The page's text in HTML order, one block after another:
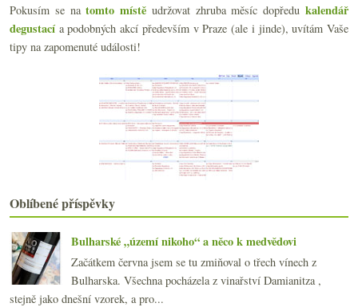
►2018 (240)
►2017(240)
► 2016(250)
►2008(270)
►2007(108)
Pokusím se natomto místě udržovat zhruba měsíc dopředukalendář
degustacía podobných akcí především v Praze (ale i jinde), uvítám Vaše
tipy na zapomenuté události!
Oblíbené příspěvky
Bulharské „území nikoho“ a něco k medvědovi
Začátkem června jsem se tu zmiňoval o třech vínech z
Bulharska. Všechna pocházela z vinařství Damianitza ,
stejně jako dnešní vzorek, a pro...